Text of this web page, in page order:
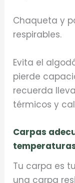
Chaqueta y
respirables.
Evita el
pierde
recuerda
térmicos y
Carpas
Tu carpa es
una carpa